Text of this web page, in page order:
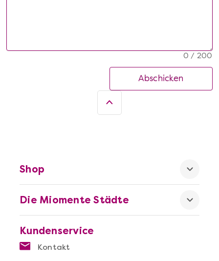
0 / 200
Abschicken
Kundenservice
Kontakt
Die Miomente Städte
Shop